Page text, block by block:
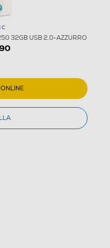
32GB USB 2.0-AZZURRO